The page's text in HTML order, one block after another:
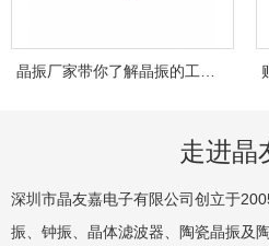
晶振厂家带你了解晶振的工作原理！
走进晶
深圳市晶友嘉电子有限公司创立于
振、钟振、晶体滤波器、陶瓷晶振及